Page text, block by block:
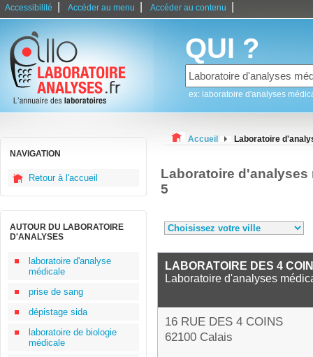
Accessibilité Accéder au menu Accéder au contenu
QUI ?
ex: laboratoire d'analyses
NAVIGATION
Retour à l'accueil
AUTOUR DU LABORATOIRE
D'ANALYSES
laboratoire d'analyse
médicale
prise de sang
dépistage sida
laboratoire de biologie
médicale
Accueil Laboratoire
Laboratoire d'analyses
5
LABORATOIRE DES 4
Laboratoire d'analyses
16 RUE DES 4 COINS
62100 Calais